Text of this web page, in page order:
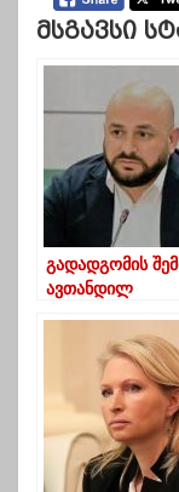
Მსგავსი
გადადგომის
ავთანდილ
კოლეგებს